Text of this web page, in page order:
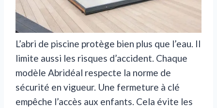
L’abri de piscine protège bien plus que l’eau. Il
limite aussi les risques d’accident. Chaque
modèle Abridéal respecte la norme de
sécurité en vigueur. Une fermeture à clé
empêche l’accès aux enfants. Cela évite les